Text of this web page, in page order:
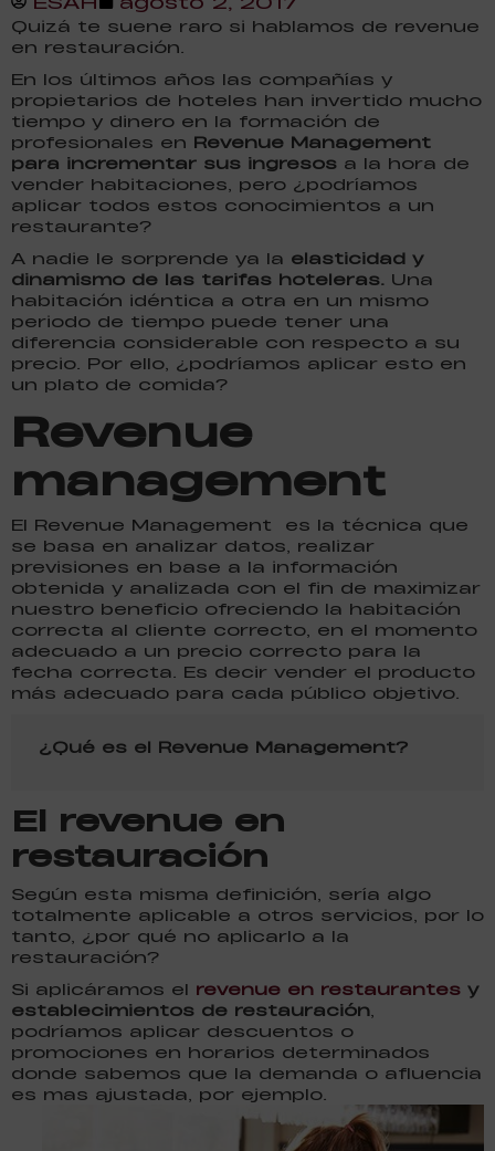
Quizá te suene raro si hablamos de revenue
en restauración.
En los últimos años las compañías y
propietarios de hoteles han invertido mucho
tiempo y dinero en la formación de
profesionales en Revenue Management
para incrementar sus ingresos a la hora de
vender habitaciones, pero ¿podríamos
aplicar todos estos conocimientos a un
restaurante?
A nadie le sorprende ya la elasticidad y
dinamismo de las tarifas hoteleras. Una
habitación idéntica a otra en un mismo
periodo de tiempo puede tener una
diferencia considerable con respecto a su
precio. Por ello, ¿podríamos aplicar esto en
un plato de comida?
Revenue
management
El Revenue Management es la técnica que
se basa en analizar datos, realizar
previsiones en base a la información
obtenida y analizada con el fin de maximizar
nuestro beneficio ofreciendo la habitación
correcta al cliente correcto, en el momento
adecuado a un precio correcto para la
fecha correcta. Es decir vender el producto
más adecuado para cada público objetivo.
¿Qué es el Revenue Management?
El revenue en
restauración
Según esta misma definición, sería algo
totalmente aplicable a otros servicios, por lo
tanto, ¿por qué no aplicarlo a la
restauración?
Si aplicáramos el revenue en restaurantes y
establecimientos de restauración
podríamos aplicar descuentos o
promociones en horarios determinados
donde sabemos que la demanda o afluencia
es mas ajustada, por ejemplo.